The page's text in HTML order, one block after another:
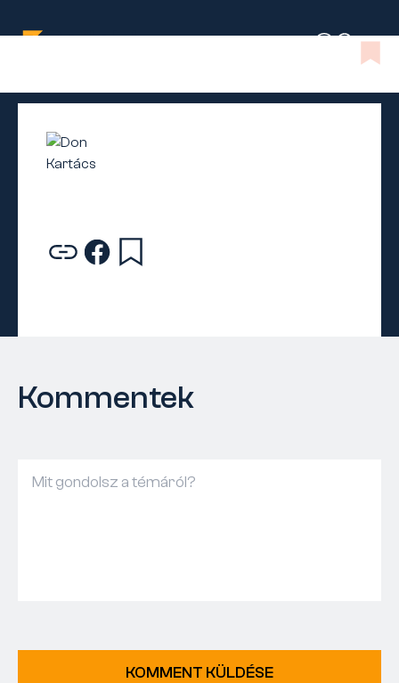
Kommentek
KOMMENT KÜLDÉSE